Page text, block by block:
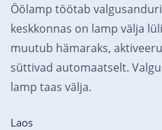
Öölamp töötab
keskkonnas on lamp välja
muutub hämaraks,
süttivad automaatselt.
lamp taas välja.
Laos